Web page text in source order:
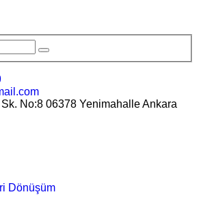
No:8 06378 Yenimahalle Ankara